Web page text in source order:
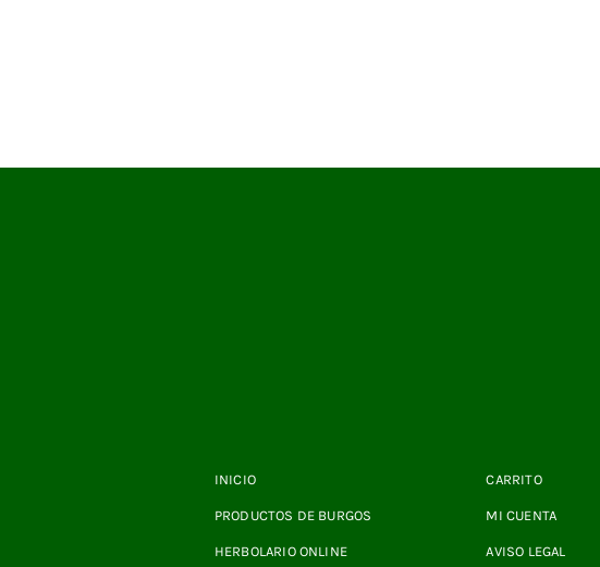
INICIO
PRODUCTOS DE BURGOS
HERBOLARIO ONLINE
CARRITO
MI CUENTA
AVISO LEGAL